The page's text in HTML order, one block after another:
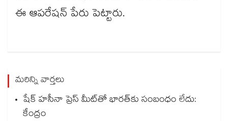
ఈ ఆపరేషన్ పేరు పెట్టారు.
మరిన్ని వార్తలు
షేక్ హసీనా ప్రెస్ మీట్‎తో భారత్‎కు సంబంధం లేదు:
కేంద్రం